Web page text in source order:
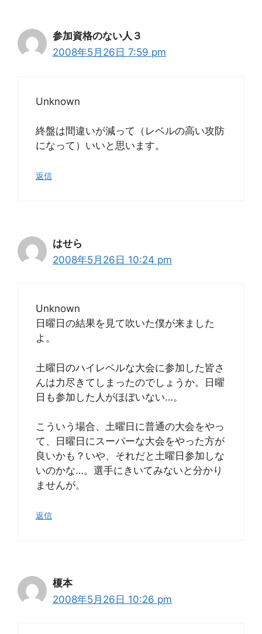
参加資格のない人３
2008年5月26日 7:59 pm
Unknown
終盤は間違いが減って（レベルの高い攻防
になって）いいと思います。
返信
はせら
2008年5月26日 10:24 pm
Unknown
日曜日の結果を見て吹いた僕が来ました
よ。
土曜日のハイレベルな大会に参加した皆さ
んは力尽きてしまったのでしょうか。日曜
日も参加した人がほぼいない…。
こういう場合、土曜日に普通の大会をやっ
て、日曜日にスーパーな大会をやった方が
良いかも？いや、それだと土曜日参加しな
いのかな…。選手にきいてみないと分かり
ませんが。
返信
榎本
2008年5月26日 10:26 pm